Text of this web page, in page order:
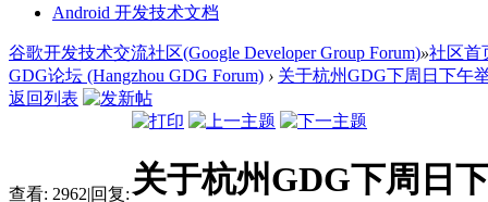
Android 开发技术文档
谷歌开发技术交流社区(Google Developer Group Forum)»社区首
GDG论坛 (Hangzhou GDG Forum) › 关于杭州GDG下周日下午
返回列表
查看: 2962|回复: 关于杭州GDG下周日